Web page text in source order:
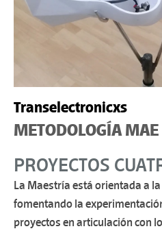
Transelectronicxs
METODOLOGÍA MAE
PROYECTOS
La Maestría está orientada a
fomentando la
proyectos en articulación con